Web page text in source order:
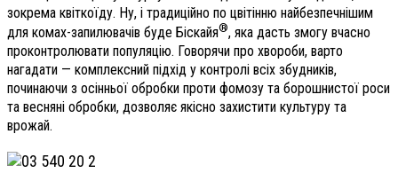
зокрема квіткоїду. Ну, і традиційно по цвітінню найбезпечнішим
для комах-запилювачів буде Біскайя®, яка дасть змогу вчасно
проконтролювати популяцію. Говорячи про хвороби, варто
нагадати — комплексний підхід у контролі всіх збудників,
починаючи з осінньої обробки проти фомозу та борошнистої роси
та весняні обробки, дозволяє якісно захистити культуру та
врожай.